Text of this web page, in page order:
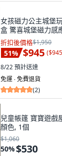
女孩磁力公主城堡
盒 驚喜城堡磁力感
折扣後價格$1,950
51% $945 (
8/22預計送達
免運 ∙ 免費退貨
(2)
兒童帳篷 寶寶遊戲
顏色, 1個
$1,060
50%$530